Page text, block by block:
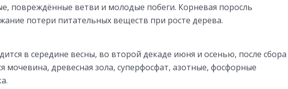
повреждённые ветви и молодые побеги. Корневая поросль
потери питательных веществ при росте дерева.
в середине весны, во второй декаде июня и осенью, после сбора
мочевина, древесная зола, суперфосфат, азотные, фосфорные